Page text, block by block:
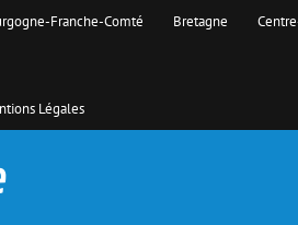
Franche-Comté Bretagne
Légales